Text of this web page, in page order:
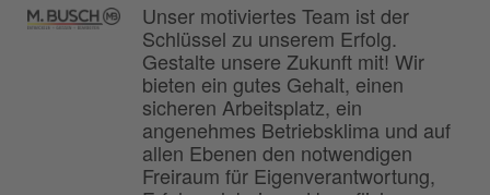
Unser motiviertes Team ist der
Schlüssel zu unserem Erfolg.
Gestalte unsere Zukunft mit! Wir
bieten ein gutes Gehalt, einen
sicheren Arbeitsplatz, ein
angenehmes Betriebsklima und auf
allen Ebenen den notwendigen
Freiraum für Eigenverantwortung,